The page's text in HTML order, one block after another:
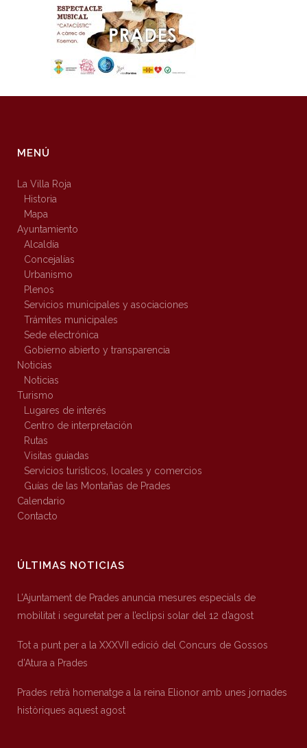
MENÚ
La Villa Roja
Historia
Mapa
Ayuntamiento
Alcaldía
Concejalías
Urbanismo
Plenos
Servicios municipales y asociaciones
Trámites municipales
Sede electrónica
Gobierno abierto y transparencia
Noticias
Noticias
Turismo
Lugares de interés
Centro de interpretación
Rutas
Visitas guiadas
Servicios turísticos, locales y comercios
Guías de las Montañas de Prades
Calendario
Contacto
ÚLTIMAS NOTICIAS
L’Ajuntament de Prades anuncia mesures especials de
mobilitat i seguretat per a l’eclipsi solar del 12 d’agost
Tot a punt per a la XXXVII edició del Concurs de Gossos
d’Atura a Prades
Prades retrà homenatge a la reina Elionor amb unes jornades
històriques aquest agost